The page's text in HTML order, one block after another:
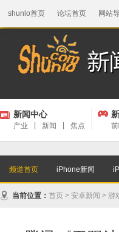
shunlo首页 论坛首页 网站
新闻中心
产业 新闻 焦点
频道首页 iPhone新闻
当前位置： 首页 > 安卓新闻 > 游